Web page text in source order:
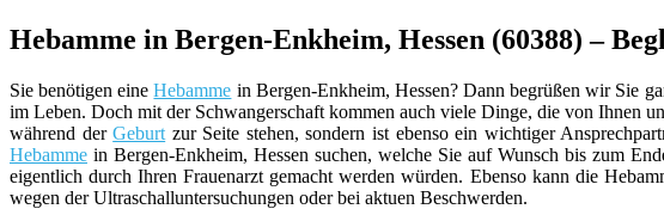
Hebamme in Bergen-Enkheim, Hessen (60388) –
Sie benötigen eineHebamme in Bergen-Enkheim, Hessen? Dann begrüßen wir Sie
im Leben. Doch mit der Schwangerschaft kommen auch viele Dinge, die von Ihnen
während derGeburt zur Seite stehen, sondern ist ebenso ein wichtiger
Hebamme in Bergen-Enkheim, Hessen suchen, welche Sie auf Wunsch bis zum
eigentlich durch Ihren Frauenarzt gemacht werden würden. Ebenso kann die
wegen der Ultraschalluntersuchungen oder bei aktuen Beschwerden.